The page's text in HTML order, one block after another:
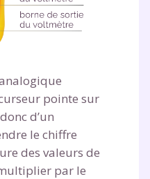
pointe sur
d’un
le chiffre
des valeurs de
par le